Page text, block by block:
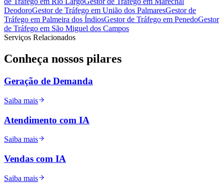
DeodoroGestor de Tráfego em União dos PalmaresGestor de
Tráfego em Palmeira dos ÍndiosGestor de Tráfego em PenedoGestor
de Tráfego em São Miguel dos Campos
Serviços Relacionados
Conheça nossos pilares
Geração de Demanda
Saiba mais
Atendimento com IA
Saiba mais
Vendas com IA
Saiba mais